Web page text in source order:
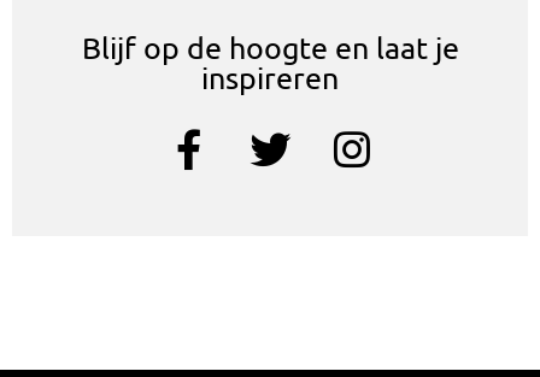
Blijf op de hoogte en laat je
inspireren